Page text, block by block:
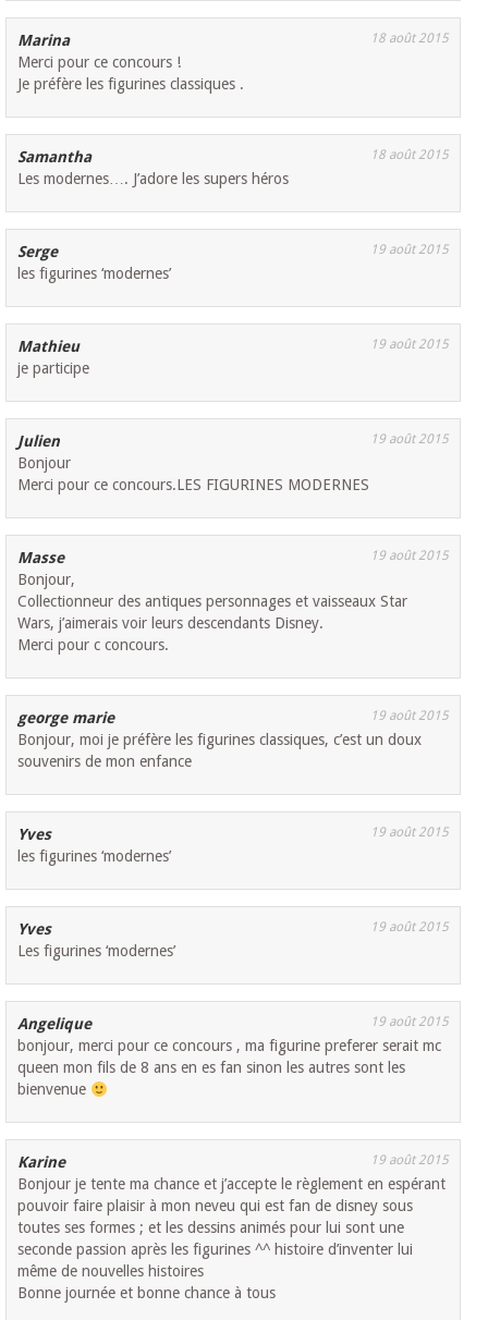
Marina 18 août 2015
Merci pour ce concours !
Je préfère les figurines classiques .
Samantha 18 août 2015
Les modernes…. J’adore les supers héros
Serge 19 août 2015
les figurines ‘modernes’
Mathieu 19 août 2015
je participe
Julien 19 août 2015
Bonjour
Merci pour ce concours.LES FIGURINES MODERNES
Masse 19 août 2015
Bonjour,
Collectionneur des antiques personnages et vaisseaux Star
Wars, j’aimerais voir leurs descendants Disney.
Merci pour c concours.
george marie 19 août 2015
Bonjour, moi je préfère les figurines classiques, c’est un doux
souvenirs de mon enfance
Yves 19 août 2015
les figurines ‘modernes’
Yves 19 août 2015
Les figurines ‘modernes’
Angelique 19 août 2015
bonjour, merci pour ce concours , ma figurine preferer serait mc
queen mon fils de 8 ans en es fan sinon les autres sont les
bienvenue
Karine 19 août 2015
Bonjour je tente ma chance et j’accepte le règlement en espérant
pouvoir faire plaisir à mon neveu qui est fan de disney sous
toutes ses formes ; et les dessins animés pour lui sont une
seconde passion après les figurines ^^ histoire d’inventer lui
même de nouvelles histoires
Bonne journée et bonne chance à tous